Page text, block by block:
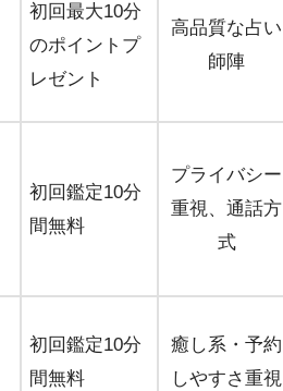
初回最大10分
のポイントプ
レゼント
高品質な占い
師陣
初回鑑定10分
間無料
プライバシー
重視、通話方
式
初回鑑定10分
間無料
癒し系・予約
しやすさ重視